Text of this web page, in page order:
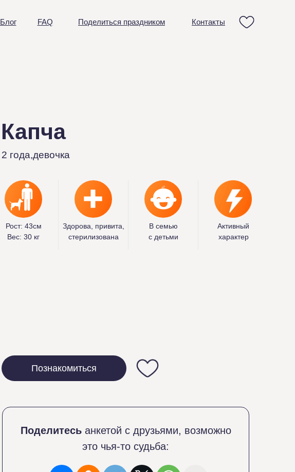
Контакты
FAQ Поделиться праздником
Блог
Рост: 43см
Вес: 30 кг
Здорова, привита,
стерилизована
Активный
характер
Капча
Познакомиться
Поделитесь анкетой с друзьями, возможно
это чья-то судьба:
В семью
с детьми